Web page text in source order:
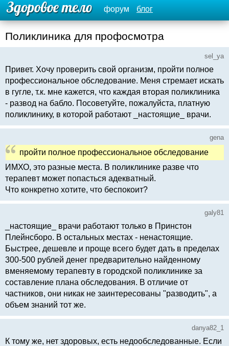
форум блог
Поликлиника для профосмотра
sel_ya
Привет. Хочу проверить свой организм, пройти полное
профессиональное обследование. Меня стремает искать
в гугле, т.к. мне кажется, что каждая вторая поликлиника
- развод на бабло. Посоветуйте, пожалуйста, платную
поликлинику, в которой работают _настоящие_ врачи.
gena
пройти полное профессиональное обследование
ИМХО, это разные места. В поликлинике разве что
терапевт может попасться адекватный.
Что конкретно хотите, что беспокоит?
galy81
_настоящие_ врачи работают только в Принстон
Плейнсборо. В остальных местах - ненастоящие.
Быстрее, дешевле и проще всего будет дать в пределах
300-500 рублей денег предварительно найденному
вменяемому терапевту в городской поликлинике за
составление плана обследования. В отличие от
частников, они никак не заинтересованы "разводить", а
объем знаний тот же.
danya82_1
К тому же, нет здоровых, есть недообследованные. Если